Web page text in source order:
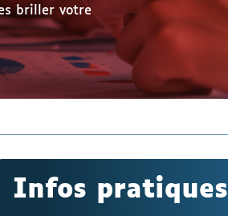
briller votre
Infos pratiques